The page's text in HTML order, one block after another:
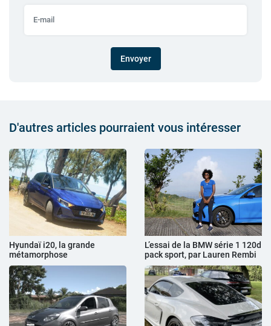
Envoyer
D'autres articles pourraient vous intéresser
Hyundaï i20, la grande
métamorphose
L’essai de la BMW série 1 120d
pack sport, par Lauren Rembi